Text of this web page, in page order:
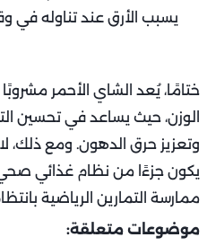
يسبب الأرق عند تناوله في
ختامًا، يُعد الشاي الأحمر
الوزن، حيث يساعد في تحسين
وتعزيز حرق الدهون. ومع ذلك،
يكون جزءًا من نظام غذائي صحي
ممارسة التمارين الرياضية
موضوعات متعلقة: